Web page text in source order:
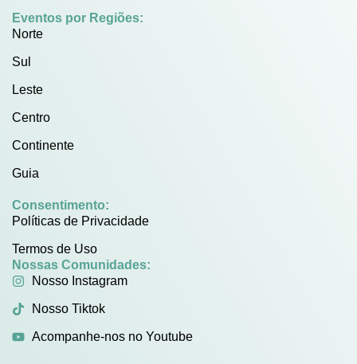
Eventos por Regiões:
Norte
Sul
Leste
Centro
Continente
Guia
Consentimento:
Políticas de Privacidade
Termos de Uso
Nossas Comunidades:
Nosso Instagram
Nosso Tiktok
Acompanhe-nos no Youtube